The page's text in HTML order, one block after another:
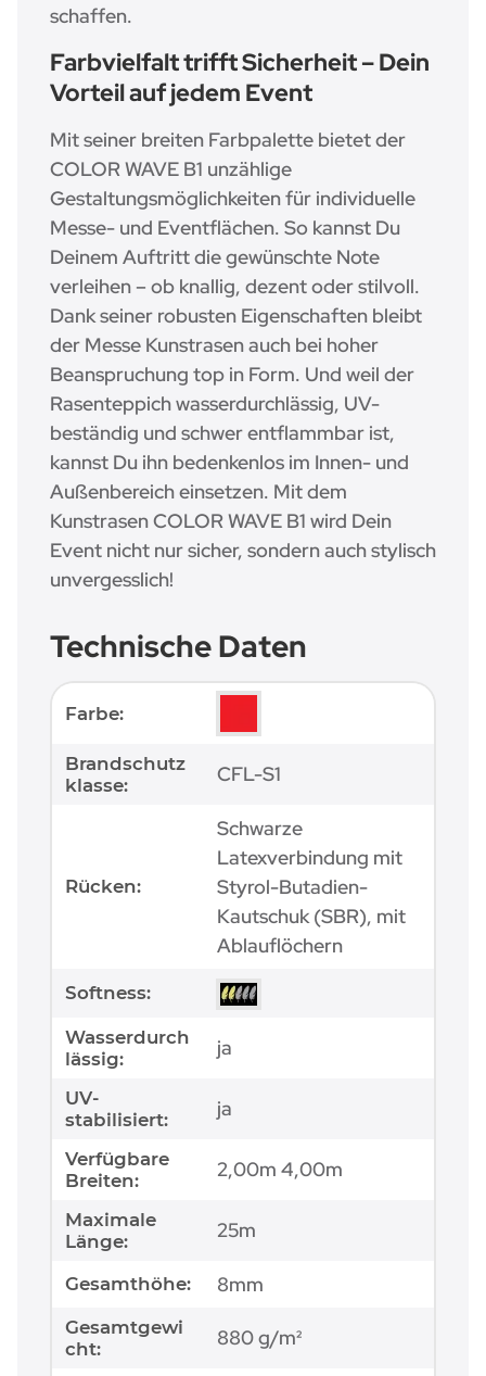
schaffen.
Farbvielfalt trifft Sicherheit – Dein
Vorteil auf jedem Event
Mit seiner breiten Farbpalette bietet der
COLOR WAVE B1 unzählige
Gestaltungsmöglichkeiten für individuelle
Messe- und Eventflächen. So kannst Du
Deinem Auftritt die gewünschte Note
verleihen – ob knallig, dezent oder stilvoll.
Dank seiner robusten Eigenschaften bleibt
der Messe Kunstrasen auch bei hoher
Beanspruchung top in Form. Und weil der
Rasenteppich wasserdurchlässig, UV-
beständig und schwer entflammbar ist,
kannst Du ihn bedenkenlos im Innen- und
Außenbereich einsetzen. Mit dem
Kunstrasen COLOR WAVE B1 wird Dein
Event nicht nur sicher, sondern auch stylisch
unvergesslich!
Technische Daten
Produkteigenschaft
Wert
Farbe:
Brandschutz
klasse:
CFL-S1
Rücken:
Schwarze
Latexverbindung mit
Styrol-Butadien-
Kautschuk (SBR), mit
Ablauflöchern
Softness:
Wasserdurch
lässig:
ja
UV-
stabilisiert:
ja
Verfügbare
Breiten:
2,00m 4,00m
Maximale
Länge:
25m
Gesamthöhe: 8mm
Gesamtgewi
cht:
880 g/m²